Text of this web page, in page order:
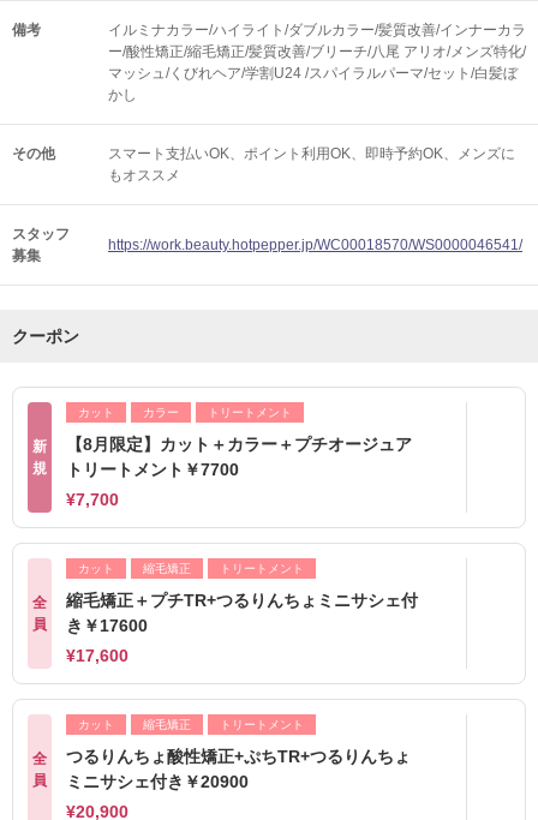
備考
イルミナカラー/ハイライト/ダブルカラー/髪質改善/インナーカラ
ー/酸性矯正/縮毛矯正/髪質改善/ブリーチ/八尾 アリオ/メンズ特化/
マッシュ/くびれヘア/学割U24 /スパイラルパーマ/セット/白髪ぼ
かし
その他 スマート支払いOK ポイント利用OK 即時予約OK
メンズに
もオススメ
スタッフ
募集
https://work.beauty.hotpepper.jp/WC00018570/WS0000046541/
クーポン
新
規
カット カラー トリートメント
【8月限定】カット＋カラー＋プチオージュア
トリートメント￥7700
¥7,700
全
員
カット 縮毛矯正 トリートメント
縮毛矯正＋プチTR+つるりんちょミニサシェ付
き￥17600
¥17,600
全
員
カット 縮毛矯正 トリートメント
つるりんちょ酸性矯正+ぷちTR+つるりんちょ
ミニサシェ付き￥20900
¥20,900